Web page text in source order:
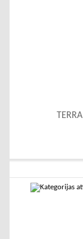
TERRA